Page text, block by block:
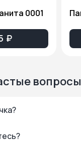
0001
₽
вопросы